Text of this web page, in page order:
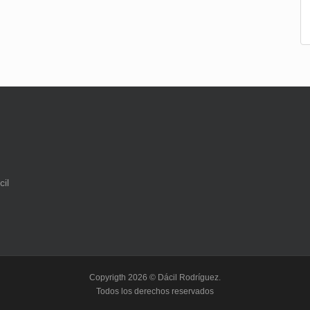
Copyrigth 2026 © Dácil Rodríguez.
Todos los derechos reservados